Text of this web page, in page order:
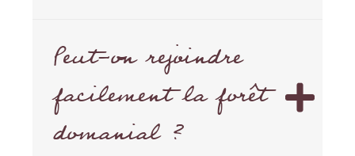
Peut-on rejoindre
facilement la forêt
domanial ?